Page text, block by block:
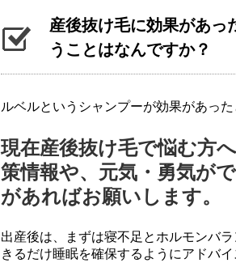
産後抜け毛に効果があっ
うことはなんですか？
ルベルというシャンプーが効果があった
現在産後抜け毛で悩む方
策情報や、元気・勇気が
があればお願いします。
出産後は、まずは寝不足とホルモンバ
きるだけ睡眠を確保するようにアドバイ